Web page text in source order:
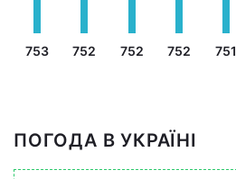
753 752 752 752 751
ПОГОДА В УКРАЇНІ